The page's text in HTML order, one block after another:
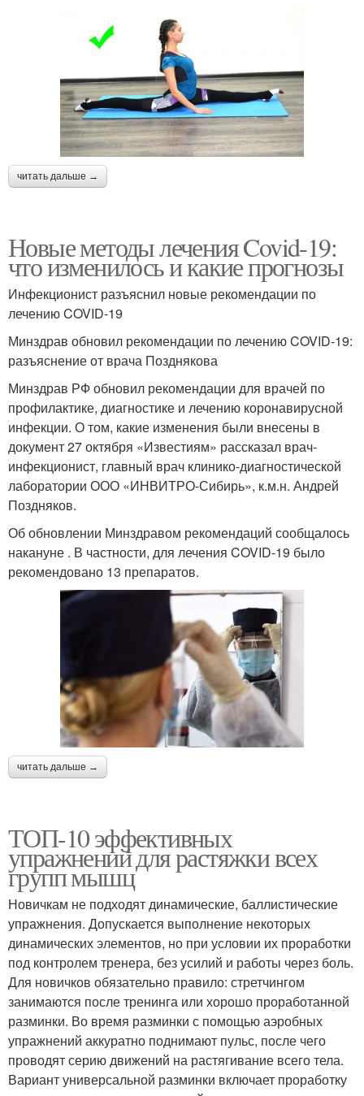
читать дальше →
Новые методы лечения Covid-19:
что изменилось и какие прогнозы
Инфекционист разъяснил новые рекомендации по
лечению COVID-19
Минздрав обновил рекомендации по лечению COVID-19:
разъяснение от врача Позднякова
Минздрав РФ обновил рекомендации для врачей по
профилактике, диагностике и лечению коронавирусной
инфекции. О том, какие изменения были внесены в
документ 27 октября «Известиям» рассказал врач-
инфекционист, главный врач клинико-диагностической
лаборатории ООО «ИНВИТРО-Сибирь», к.м.н. Андрей
Поздняков.
Об обновлении Минздравом рекомендаций сообщалось
накануне . В частности, для лечения COVID-19 было
рекомендовано 13 препаратов.
читать дальше →
ТОП-10 эффективных
упражнений для растяжки всех
групп мышц
Новичкам не подходят динамические, баллистические
упражнения. Допускается выполнение некоторых
динамических элементов, но при условии их проработки
под контролем тренера, без усилий и работы через боль.
Для новичков обязательно правило: стретчингом
занимаются после тренинга или хорошо проработанной
разминки. Во время разминки с помощью аэробных
упражнений аккуратно поднимают пульс, после чего
проводят серию движений на растягивание всего тела.
Вариант универсальной разминки включает проработку